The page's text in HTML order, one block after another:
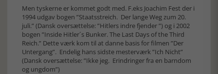
Men tyskerne er kommet godt med. F.eks Joachim Fest der i
1994 udgav bogen ”Staatsstreich. Der lange Weg zum 20.
juli.” (Dansk oversættelse: ”Hitlers indre fjender ”) og i 2002
bogen ”Inside Hitler´s Bunker. The Last Days of the Third
Reich.” Dette værk kom til at danne basis for filmen ”Der
Untergang”. Endelig hans sidste mesterværk ”Ich Nicht”
(Dansk oversættelse: ”Ikke jeg. Erindringer fra en barndom
og ungdom”)